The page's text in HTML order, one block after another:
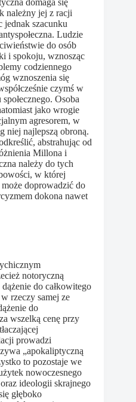
należny jej z racji
jednak szacunku
Ludzie
do osób
i spokoju, wznosząc
codziennego
wznoszenia się
czymś w
Osoba
jako wrogie
agresorem, w
niej najlepszą obroną.
abstrahując od
Millona i
należy do tych
w której
doprowadzić do
dokona nawet
notoryczną
do całkowitego
rzeczy samej ze
do
wszelką cenę przy
prowadzi
„apokaliptyczną
to pozostaje we
nowoczesnego
ideologii skrajnego
głęboko